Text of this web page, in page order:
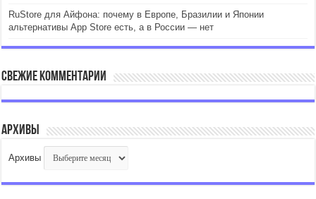
RuStore для Айфона: почему в Европе, Бразилии и Японии
альтернативы App Store есть, а в России — нет
Свежие комментарии
Архивы
Архивы